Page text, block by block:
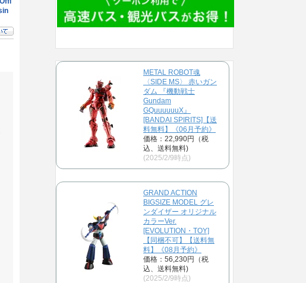
METAL ROBOT魂
〈SIDE MS〉 赤いガン
ダム 『機動戦士
Gundam
GQuuuuuuX』
[BANDAI SPIRITS]【送
料無料】《06月予約》
価格：22,990円（税
込、送料無料)
(2025/2/9時点)
GRAND ACTION
BIGSIZE MODEL グレ
ンダイザー オリジナル
カラーVer.
[EVOLUTION・TOY]
【同梱不可】【送料無
料】《08月予約》
価格：56,230円（税
込、送料無料)
(2025/2/9時点)